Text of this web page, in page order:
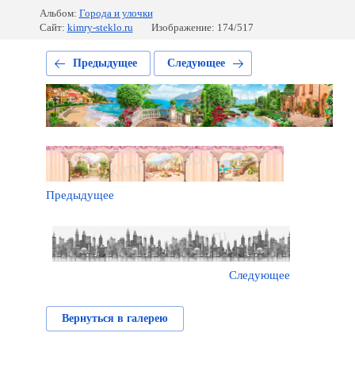
Альбом: Города и улочки
Сайт: kimry-steklo.ru Изображение: 174/517
Предыдущее Следующее
Предыдущее
Следующее
Вернуться в галерею